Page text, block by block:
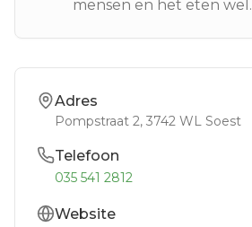
mensen en het eten wel.
Adres
Pompstraat 2, 3742 WL Soest
Telefoon
035 541 2812
Website